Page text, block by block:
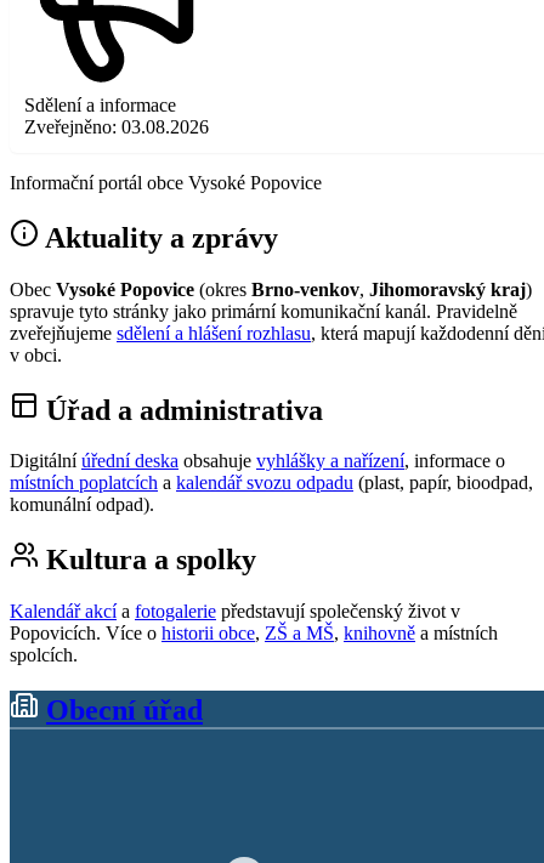
Sdělení a informace
Zveřejněno: 03.08.2026
Informační portál obce Vysoké Popovice
Aktuality a zprávy
Obec Vysoké Popovice (okres Brno-venkov, Jihomoravský kraj)
spravuje tyto stránky jako primární komunikační kanál. Pravidelně
zveřejňujeme sdělení a hlášení rozhlasu, která mapují každodenní
v obci.
Úřad a administrativa
Digitální úřední deska obsahuje vyhlášky a nařízení, informace o
místních poplatcích a kalendář svozu odpadu (plast, papír, bioodpad,
komunální odpad).
Kultura a spolky
Kalendář akcía fotogalerie představují společenský život v
Popovicích. Více o historii obce, ZŠ a MŠ, knihovně a místních
spolcích.
Obecní úřad